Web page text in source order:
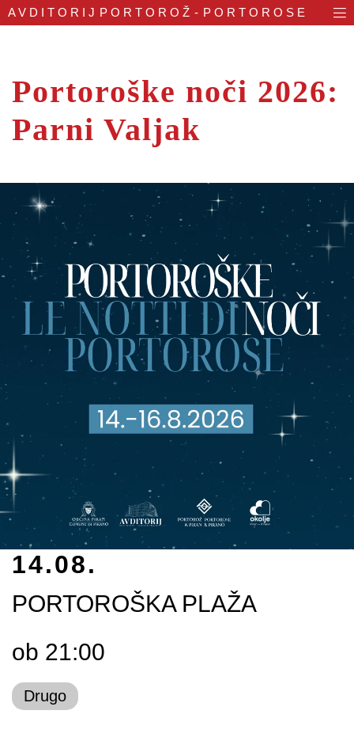
AVDITORIJ PORTOROŽ - PORTOROSE
Portoroške noči 2026:
Parni Valjak
14.08.
PORTOROŠKA PLAŽA
ob 21:00
Drugo